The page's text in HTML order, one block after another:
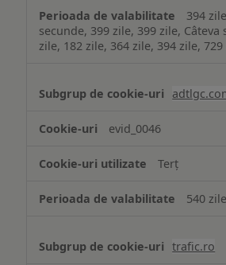
394
secunde, 399 zile, 399 zile, Câteva
zile, 182 zile, 364 zile, 394 zile,
evid_0046
Terț
540 zile
trafic.ro